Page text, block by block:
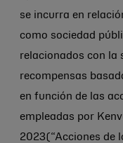
se incurra en
como sociedad
relacionados con la
recompensas
en función de las
empleadas por
2023(“Acciones de